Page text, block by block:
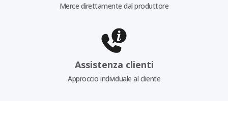
Merce direttamente dal produttore
Assistenza clienti
Approccio individuale al cliente